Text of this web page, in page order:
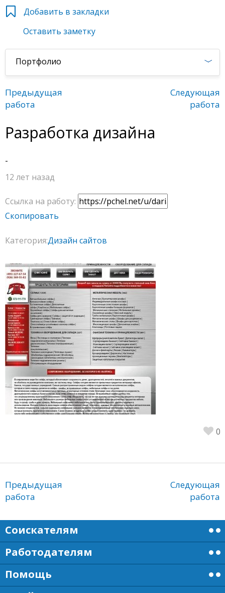
Добавить в закладки
Оставить заметку
Портфолио
Предыдущая
работа
Следующая
работа
Разработка дизайна
-
12 лет назад
Ссылка на работу:
Скопировать
Категория:Дизайн сайтов
0
Предыдущая
работа
Следующая
работа
Соискателям
Работодателям
Помощь